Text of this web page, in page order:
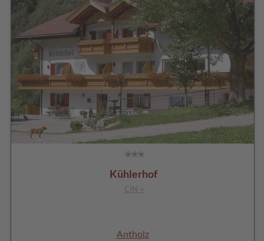
Kühlerhof
CIN +
Antholz